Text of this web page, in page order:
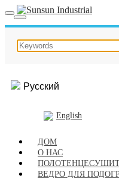
Русский
English
ДОМ
О НАС
ВЕДРО ДЛЯ